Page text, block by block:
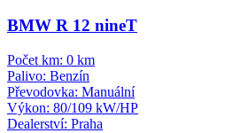
BMW R 12 nineT
Počet km: 0 km
Palivo: Benzín
Převodovka: Manuální
Výkon: 80/109 kW/HP
Dealerství: Praha